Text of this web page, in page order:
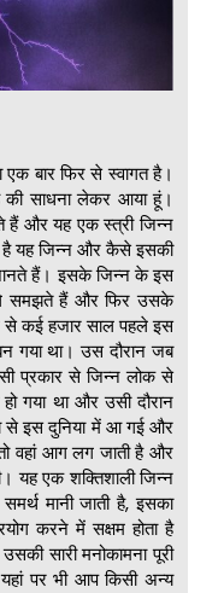
बार फिर से स्वागत है।
साधना लेकर आया हूं।
हैं और यह एक स्त्री जिन्न
है यह जिन्न और कैसे इसकी
हैं। इसके जिन्न के इस
समझते हैं और फिर उसके
से कई हजार साल पहले इस
गया था। उस दौरान जब
प्रकार से जिन्न लोक से
गया था और उसी दौरान
से इस दुनिया में आ गई और
वहां आग लग जाती है और
यह एक शक्तिशाली जिन्न
मानी जाती है, इसका
करने में सक्षम होता है
सारी मनोकामना पूरी
पर भी आप किसी अन्य